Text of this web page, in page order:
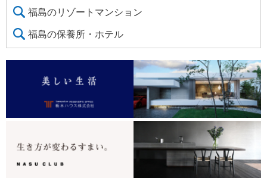
福島のリゾートマンション
福島の保養所・ホテル